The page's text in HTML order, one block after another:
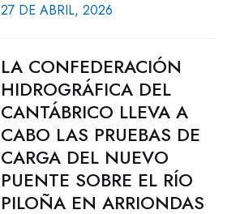
27 DE ABRIL, 2026
LA CONFEDERACIÓN
HIDROGRÁFICA DEL
CANTÁBRICO LLEVA A
CABO LAS PRUEBAS DE
CARGA DEL NUEVO
PUENTE SOBRE EL RÍO
PILOÑA EN ARRIONDAS